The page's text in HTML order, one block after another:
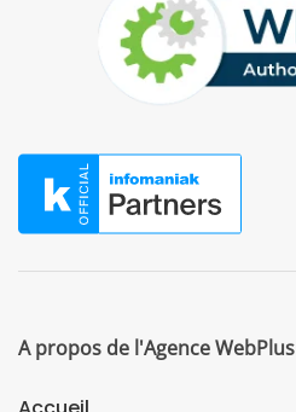
A propos de l'Agence WebPlus